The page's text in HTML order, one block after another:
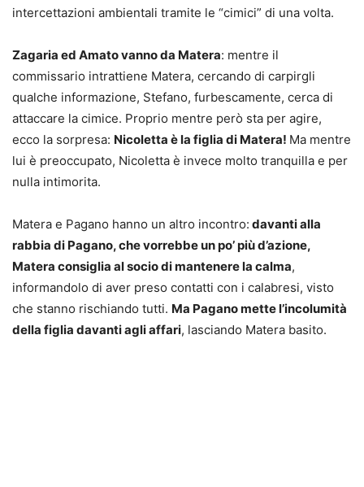
intercettazioni ambientali tramite le “cimici” di una volta.
Zagaria ed Amato vanno da Matera: mentre il
commissario intrattiene Matera, cercando di carpirgli
qualche informazione, Stefano, furbescamente, cerca di
attaccare la cimice. Proprio mentre però sta per agire,
ecco la sorpresa: Nicoletta è la figlia di Matera! Ma mentre
lui è preoccupato, Nicoletta è invece molto tranquilla e per
nulla intimorita.
Matera e Pagano hanno un altro incontro: davanti alla
rabbia di Pagano, che vorrebbe un po’ più d’azione,
Matera consiglia al socio di mantenere la calma,
informandolo di aver preso contatti con i calabresi, visto
che stanno rischiando tutti. Ma Pagano mette l’incolumità
della figlia davanti agli affari, lasciando Matera basito.